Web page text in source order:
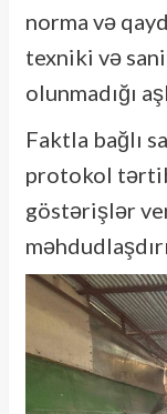
norma və
texniki və
olunmadığı
Faktla bağlı
protokol
göstərişlər